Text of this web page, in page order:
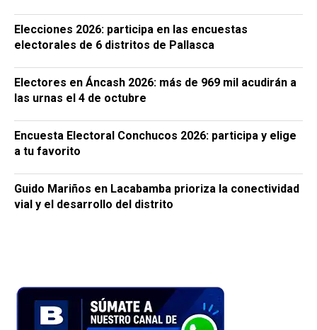
Elecciones 2026: participa en las encuestas
electorales de 6 distritos de Pallasca
Electores en Áncash 2026: más de 969 mil acudirán a
las urnas el 4 de octubre
Encuesta Electoral Conchucos 2026: participa y elige
a tu favorito
Guido Mariños en Lacabamba prioriza la conectividad
vial y el desarrollo del distrito